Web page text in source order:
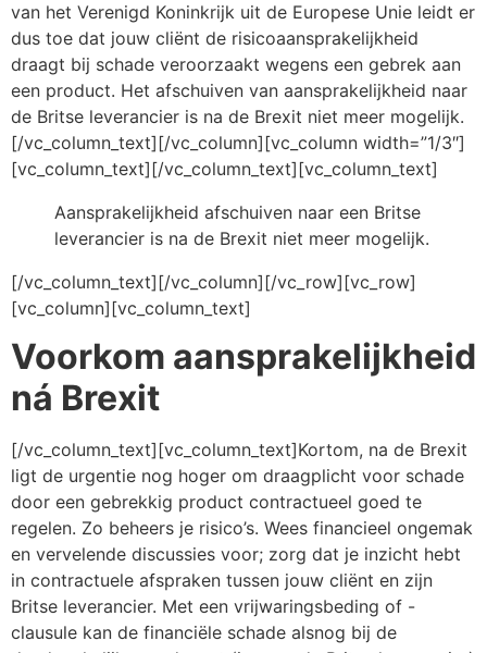
van het Verenigd Koninkrijk uit de Europese Unie leidt er
dus toe dat jouw cliënt de risicoaansprakelijkheid
draagt bij schade veroorzaakt wegens een gebrek aan
een product. Het afschuiven van aansprakelijkheid naar
de Britse leverancier is na de Brexit niet meer mogelijk.
[/vc_column_text][/vc_column][vc_column width=”1/3″]
[vc_column_text][/vc_column_text][vc_column_text]
Aansprakelijkheid afschuiven naar een Britse
leverancier is na de Brexit niet meer mogelijk.
[/vc_column_text][/vc_column][/vc_row][vc_row]
[vc_column][vc_column_text]
Voorkom aansprakelijkheid
ná Brexit
[/vc_column_text][vc_column_text]Kortom, na de Brexit
ligt de urgentie nog hoger om draagplicht voor schade
door een gebrekkig product contractueel goed te
regelen. Zo beheers je risico’s. Wees financieel ongemak
en vervelende discussies voor; zorg dat je inzicht hebt
in contractuele afspraken tussen jouw cliënt en zijn
Britse leverancier. Met een vrijwaringsbeding of -
clausule kan de financiële schade alsnog bij de